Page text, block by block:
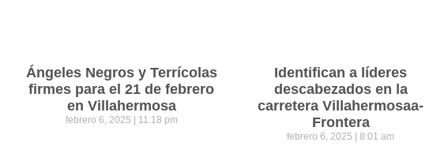
Ángeles Negros y Terrícolas
firmes para el 21 de febrero
en Villahermosa
febrero 6, 2025 11:18 pm
Identifican a líderes
descabezados en la
carretera Villahermosaa-
Frontera
febrero 6, 2025 8:01 am